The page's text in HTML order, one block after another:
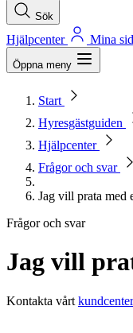
Sök
Hjälpcenter Mina
Öppna meny
Start
Hyresgästguiden
Hjälpcenter
Frågor och svar
Jag vill prata med
Frågor och svar
Jag vill
Kontakta vårt